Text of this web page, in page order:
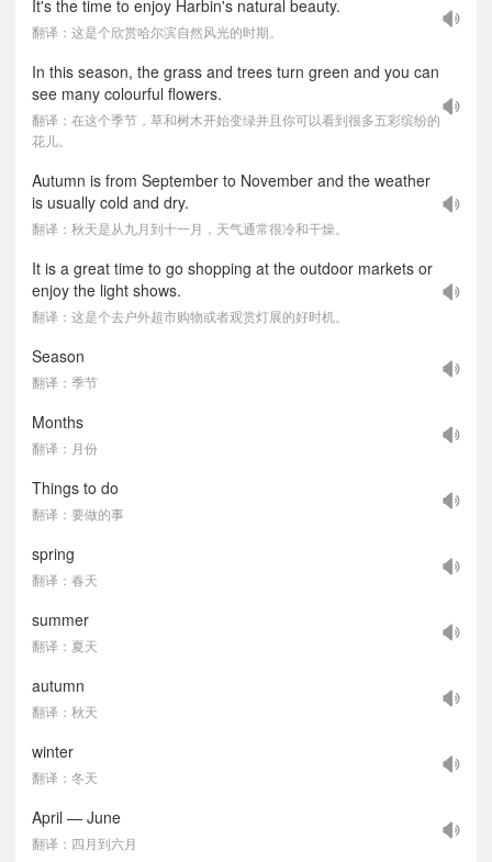
It's the time to enjoy Harbin's natural beauty.
翻译：这是个欣赏哈尔滨自然风光的时期。
In this season, the grass and trees turn green and you can
see many colourful flowers.
翻译：在这个季节，草和树木开始变绿并且你可以看到很多五彩缤纷的
花儿。
Autumn is from September to November and the weather
is usually cold and dry.
翻译：秋天是从九月到十一月，天气通常很冷和干燥。
It is a great time to go shopping at the outdoor markets or
enjoy the light shows.
翻译：这是个去户外超市购物或者观赏灯展的好时机。
Season
翻译：季节
Months
翻译：月份
Things to do
翻译：要做的事
spring
翻译：春天
summer
翻译：夏天
autumn
翻译：秋天
winter
翻译：冬天
April — June
翻译：四月到六月